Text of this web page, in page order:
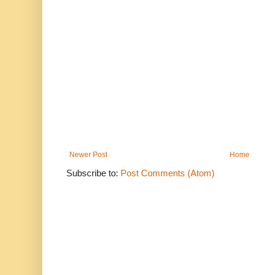
Newer Post Home
Subscribe to: Post Comments (Atom)